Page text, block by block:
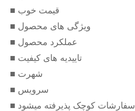
■ قیمت خوب
■ ویژگی های محصول
■ عملکرد محصول
■ تاییدیه های کیفیت
■ شهرت
■ سرویس
■ سفارشات کوچک پذیرفته میشود